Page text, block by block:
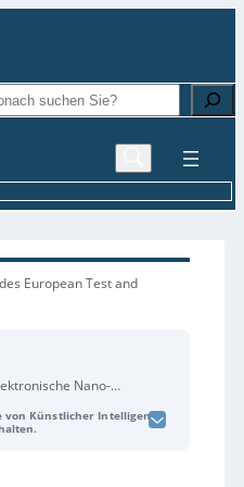
European Test and
Nano-
Das Zentrum
Künstlicher Intelligenz